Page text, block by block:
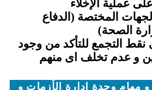
المختصة (الدفاع
الصحة)
نقط التجمع للتأكد من وجود
و عدم تخلف اى منهم
مهام وحدة إدارة الأزمات و